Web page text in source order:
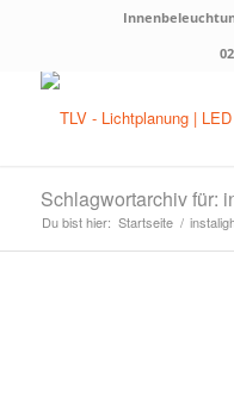
Schlagwortarchiv für:
Du bist hier: Startseite /